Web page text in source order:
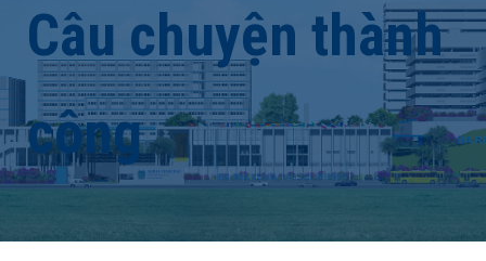
Câu chuyện thành
công